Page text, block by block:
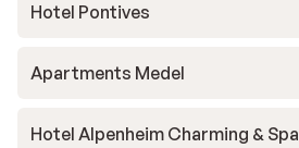
Hotel Pontives
Apartments Medel
Hotel Alpenheim Charming & Spa